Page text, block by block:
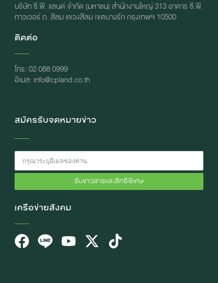
บริษัท ซี.พี. แลนด์ จำกัด (มหาชน) สำนักงานใหญ่ 313 อาคาร ซี.พี.
ทาวเวอร์ ถ. สีลม แขวงสีลม เขตบางรัก กรุงเทพฯ 10500
ติดต่อ
โทร: 02 088 0999
อีเมล: info@cpland.co.th
สมัครรับจดหมายข่าว
รับข่าวสารและสิทธิพิเศษ
เครือข่ายสังคม